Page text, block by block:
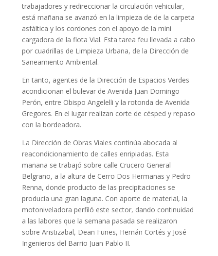
trabajadores y redireccionar la circulación vehicular,
está mañana se avanzó en la limpieza de de la carpeta
asfáltica y los cordones con el apoyo de la mini
cargadora de la flota Vial. Esta tarea feu llevada a cabo
por cuadrillas de Limpieza Urbana, de la Dirección de
Saneamiento Ambiental.
En tanto, agentes de la Dirección de Espacios Verdes
acondicionan el bulevar de Avenida Juan Domingo
Perón, entre Obispo Angelelli y la rotonda de Avenida
Gregores. En el lugar realizan corte de césped y repaso
con la bordeadora.
La Dirección de Obras Viales continúa abocada al
reacondicionamiento de calles enripiadas. Esta
mañana se trabajó sobre calle Crucero General
Belgrano, a la altura de Cerro Dos Hermanas y Pedro
Renna, donde producto de las precipitaciones se
producía una gran laguna. Con aporte de material, la
motoniveladora perfiló este sector, dando continuidad
a las labores que la semana pasada se realizaron
sobre Aristizabal, Dean Funes, Hernán Cortés y José
Ingenieros del Barrio Juan Pablo II.